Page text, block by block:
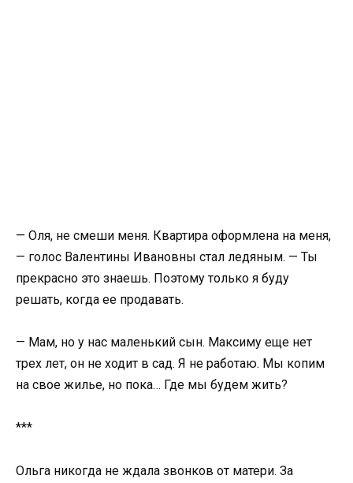
— Оля, не смеши меня. Квартира оформлена на меня,
— голос Валентины Ивановны стал ледяным. — Ты
прекрасно это знаешь. Поэтому только я буду
решать, когда ее продавать.
— Мам, но у нас маленький сын. Максиму еще нет
трех лет, он не ходит в сад. Я не работаю. Мы копим
на свое жилье, но пока… Где мы будем жить?
***
Ольга никогда не ждала звонков от матери. За